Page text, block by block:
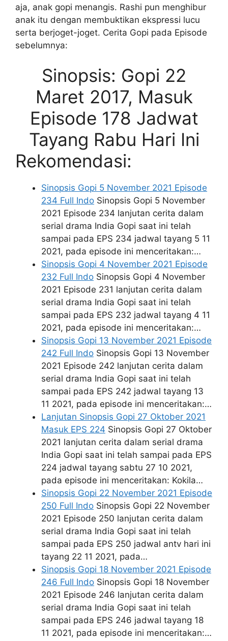
aja, anak gopi menangis. Rashi pun menghibur
anak itu dengan membuktikan ekspressi lucu
serta berjoget-joget. Cerita Gopi pada Episode
sebelumnya:
Sinopsis: Gopi 22
Maret 2017, Masuk
Episode 178 Jadwat
Tayang Rabu Hari Ini
Rekomendasi:
Sinopsis Gopi 5 November 2021 Episode
234 Full Indo Sinopsis Gopi 5 November
2021 Episode 234 lanjutan cerita dalam
serial drama India Gopi saat ini telah
sampai pada EPS 234 jadwal tayang 5 11
2021, pada episode ini menceritakan:…
Sinopsis Gopi 4 November 2021 Episode
232 Full Indo Sinopsis Gopi 4 November
2021 Episode 231 lanjutan cerita dalam
serial drama India Gopi saat ini telah
sampai pada EPS 232 jadwal tayang 4 11
2021, pada episode ini menceritakan:…
Sinopsis Gopi 13 November 2021 Episode
242 Full Indo Sinopsis Gopi 13 November
2021 Episode 242 lanjutan cerita dalam
serial drama India Gopi saat ini telah
sampai pada EPS 242 jadwal tayang 13
11 2021, pada episode ini menceritakan:…
Lanjutan Sinopsis Gopi 27 Oktober 2021
Masuk EPS 224 Sinopsis Gopi 27 Oktober
2021 lanjutan cerita dalam serial drama
India Gopi saat ini telah sampai pada EPS
224 jadwal tayang sabtu 27 10 2021,
pada episode ini menceritakan: Kokila…
Sinopsis Gopi 22 November 2021 Episode
250 Full Indo Sinopsis Gopi 22 November
2021 Episode 250 lanjutan cerita dalam
serial drama India Gopi saat ini telah
sampai pada EPS 250 jadwal antv hari ini
tayang 22 11 2021, pada…
Sinopsis Gopi 18 November 2021 Episode
246 Full Indo Sinopsis Gopi 18 November
2021 Episode 246 lanjutan cerita dalam
serial drama India Gopi saat ini telah
sampai pada EPS 246 jadwal tayang 18
11 2021, pada episode ini menceritakan:…